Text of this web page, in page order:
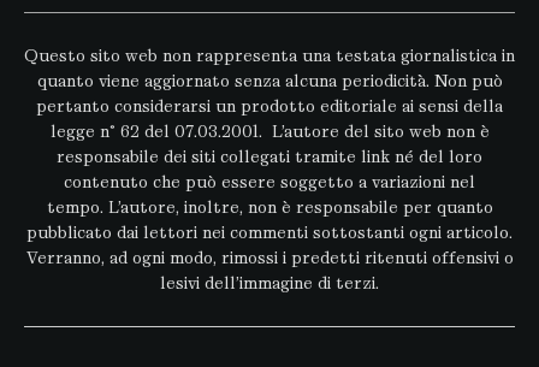
Questo sito web non rappresenta una testata giornalistica in
quanto viene aggiornato senza alcuna periodicità. Non può
pertanto considerarsi un prodotto editoriale ai sensi della
legge n° 62 del 07.03.2001. L’autore del sito web non è
responsabile dei siti collegati tramite link né del loro
contenuto che può essere soggetto a variazioni nel
tempo. L’autore, inoltre, non è responsabile per quanto
pubblicato dai lettori nei commenti sottostanti ogni articolo.
Verranno, ad ogni modo, rimossi i predetti ritenuti offensivi o
lesivi dell’immagine di terzi.